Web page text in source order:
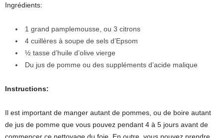
Ingrédients:
1 grand pamplemousse, ou 3 citrons
4 cuillères à soupe de sels d’Epsom
½ tasse d’huile d’olive vierge
Du jus de pomme ou des suppléments d’acide malique
Instructions:
Il est important de manger autant de pommes, ou de boire autant
de jus de pomme que vous pouvez pendant 4 à 5 jours avant de
commencer ce nettoyage du foie. En outre, vous pouvez prendre